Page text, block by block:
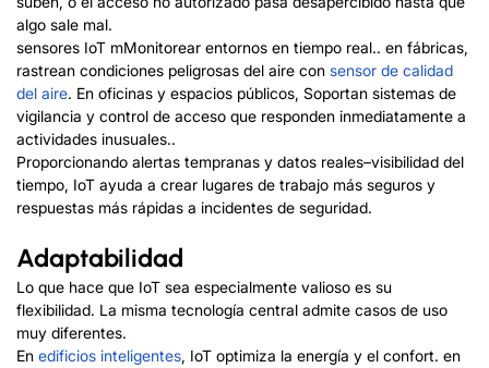
algo sale mal.
sensores IoT mMonitorear entornos en tiempo real.. en fábricas,
rastrean condiciones peligrosas del aire con sensor de calidad
del aire. En oficinas y espacios públicos, Soportan sistemas de
vigilancia y control de acceso que responden inmediatamente a
actividades inusuales..
Proporcionando alertas tempranas y datos reales–visibilidad del
tiempo, IoT ayuda a crear lugares de trabajo más seguros y
respuestas más rápidas a incidentes de seguridad.
Adaptabilidad
Lo que hace que IoT sea especialmente valioso es su
flexibilidad. La misma tecnología central admite casos de uso
muy diferentes.
En edificios inteligentes, IoT optimiza la energía y el confort. en